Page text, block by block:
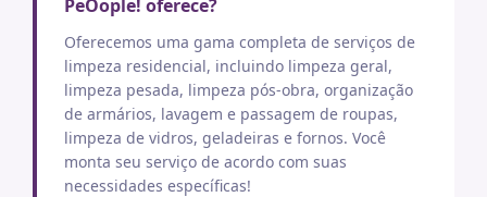
PeOople! oferece?
Oferecemos uma gama completa de serviços de
limpeza residencial, incluindo limpeza geral,
limpeza pesada, limpeza pós-obra, organização
de armários, lavagem e passagem de roupas,
limpeza de vidros, geladeiras e fornos. Você
monta seu serviço de acordo com suas
necessidades específicas!